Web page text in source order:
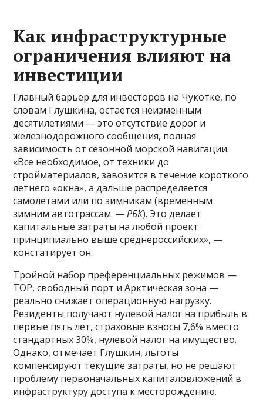
Как инфраструктурные
ограничения влияют на
инвестиции
Главный барьер для инвесторов на Чукотке, по
словам Глушкина, остается неизменным
десятилетиями — это отсутствие дорог и
железнодорожного сообщения, полная
зависимость от сезонной морской навигации.
«Все необходимое, от техники до
стройматериалов, завозится в течение короткого
летнего «окна», а дальше распределяется
самолетами или по зимникам (временным
зимним автотрассам. —РБК). Это делает
капитальные затраты на любой проект
принципиально выше среднероссийских», —
констатирует он.
Тройной набор преференциальных режимов —
ТОР, свободный порт и Арктическая зона —
реально снижает операционную нагрузку.
Резиденты получают нулевой налог на прибыль в
первые пять лет, страховые взносы 7,6% вместо
стандартных 30%, нулевой налог на имущество.
Однако, отмечает Глушкин, льготы
компенсируют текущие затраты, но не решают
проблему первоначальных капиталовложений в
инфраструктуру доступа к месторождению.